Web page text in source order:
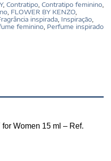
, Contratipo, Contratipo feminino,
, FLOWER BY KENZO,
inspirada, Inspiração,
feminino, Perfume inspirado
Women 15 ml – Ref.